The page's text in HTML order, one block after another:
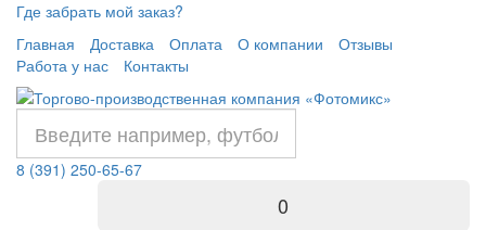
Где забрать мой заказ?
Главная
Доставка Оплата О компании
Отзывы
Работа у нас
Контакты
8 (391) 250-65-67
0